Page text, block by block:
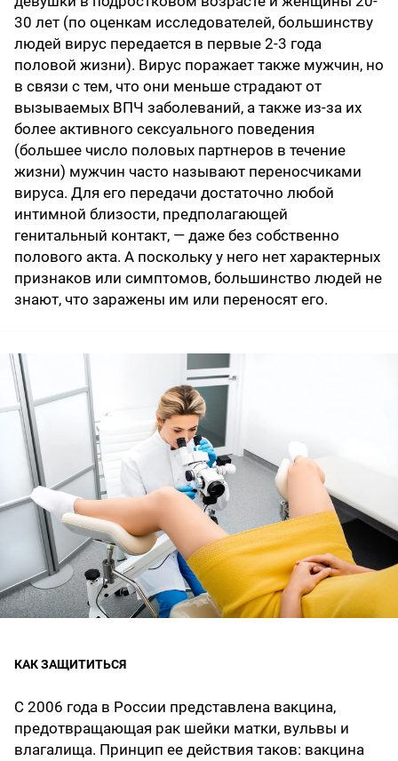
30 лет (по оценкам исследователей, большинству
людей вирус передается в первые 2-3 года
половой жизни). Вирус поражает также мужчин, но
в связи с тем, что они меньше страдают от
вызываемых ВПЧ заболеваний, а также из-за их
более активного сексуального поведения
(большее число половых партнеров в течение
жизни) мужчин часто называют переносчиками
вируса. Для его передачи достаточно любой
интимной близости, предполагающей
генитальный контакт, — даже без собственно
полового акта. А поскольку у него нет характерных
признаков или симптомов, большинство людей не
знают, что заражены им или переносят его.
КАК ЗАЩИТИТЬСЯ
С 2006 года в России представлена вакцина,
предотвращающая рак шейки матки, вульвы и
влагалища. Принцип ее действия таков: вакцина